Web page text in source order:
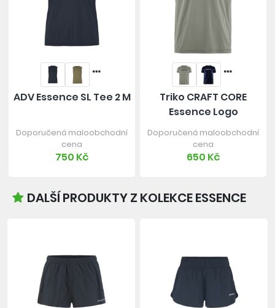
ADV Essence SL Tee 2 M
Doporučená maloobchodní
cena
750 Kč
Triko CRAFT CORE
Essence Logo
Doporučená maloobchodní
cena
650 Kč
DALŠÍ PRODUKTY Z KOLEKCE ESSENCE